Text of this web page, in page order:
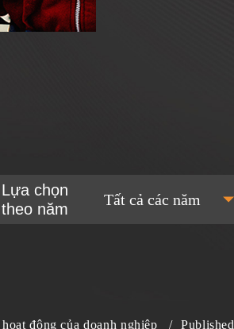
Lựa chọn
theo năm
Tất cả các năm
động của doanh nghiệp / Published